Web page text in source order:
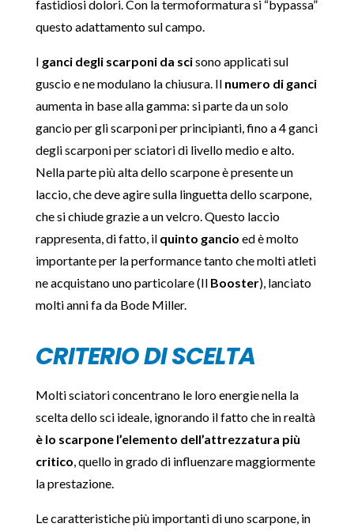
fastidiosi dolori. Con la termoformatura si “bypassa”
questo adattamento sul campo.
I ganci degli scarponi da scisono applicati sul
guscio e ne modulano la chiusura. Il numero di ganci
aumenta in base alla gamma: si parte da un solo
gancio per gli scarponi per principianti, fino a 4 ganci
degli scarponi per sciatori di livello medio e alto.
Nella parte più alta dello scarpone è presente un
laccio, che deve agire sulla linguetta dello scarpone,
che si chiude grazie a un velcro. Questo laccio
rappresenta, di fatto, il quinto gancio ed è molto
importante per la performance tanto che molti atleti
ne acquistano uno particolare (Il Booster), lanciato
molti anni fa da Bode Miller.
CRITERIO DI SCELTA
Molti sciatori concentrano le loro energie nella la
scelta dello sci ideale, ignorando il fatto che in realtà
è lo scarpone l’elemento dell’attrezzatura più
critico , quello in grado di influenzare maggiormente
la prestazione.
Le caratteristiche più importanti di uno scarpone, in